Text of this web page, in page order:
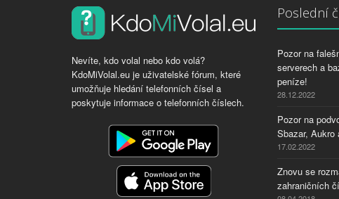
Nevíte, kdo volal nebo kdo volá?
KdoMiVolal.eu je uživatelské fórum, které
umožňuje hledání telefonních čísel a
poskytuje informace o telefonních číslech.
Poslední
Pozor na
serverech a
peníze!
28.12.2022
Pozor na
Sbazar, Aukro
17.02.2022
Znovu se
zahraničních